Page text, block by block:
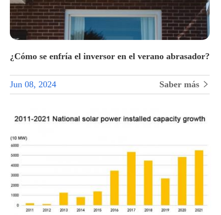
¿Cómo se enfría el inversor en el verano abrasador?
Jun 08, 2024 Saber más 